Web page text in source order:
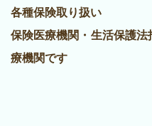
各種保険取り扱い
保険医療機関・生活保護
療機関です